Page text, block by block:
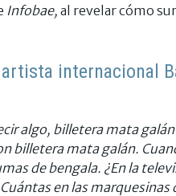
Infobae, al revelar cómo
internacional
algo, billetera mata
billetera mata galán.
de bengala. ¿En la
en las